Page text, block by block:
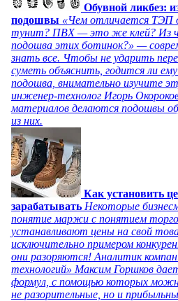
Обувной ликбез:
подошвы «Чем отличается
тунит? ПВХ — это же клей? Из
подошва этих ботинок?» —
знать все. Чтобы не ударить
суметь объяснить, годится ли
подошва, внимательно изучите
инженер-технолог Игорь
материалов делаются подошвы
из них.
Как установить
зарабатывать Некоторые
понятие маржи с понятием
устанавливают цены на свой
исключительно примером
они разоряются! Аналитик
технологий» Максим Горшков
формул, с помощью которых
не разорительные, но и